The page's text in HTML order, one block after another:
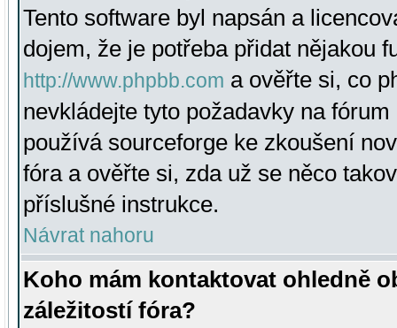
Tento software byl napsán a
dojem, že je potřeba přidat nějakou
http://www.phpbb.com a ověřte si, co
nevkládejte tyto požadavky na
používá sourceforge ke zkoušení
fóra a ověřte si, zda už se něco
příslušné instrukce.
Návrat nahoru
Koho mám kontaktovat ohledně
záležitostí fóra?